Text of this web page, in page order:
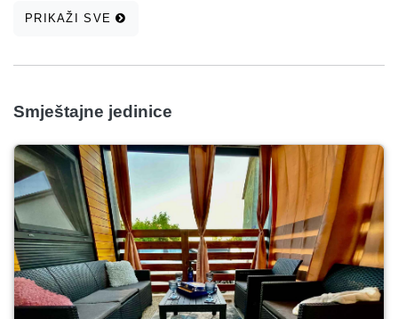
PRIKAŽI SVE
Smještajne jedinice